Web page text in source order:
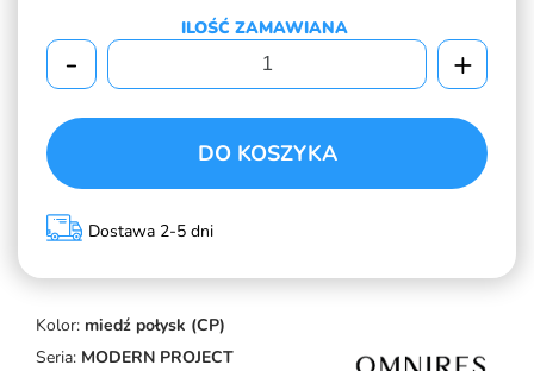
Kolor: miedź połysk (CP)
Seria: MODERN PROJECT
ILOŚĆ ZAMAWIANA
- +
DO KOSZYKA
Dostawa 2-5 dni